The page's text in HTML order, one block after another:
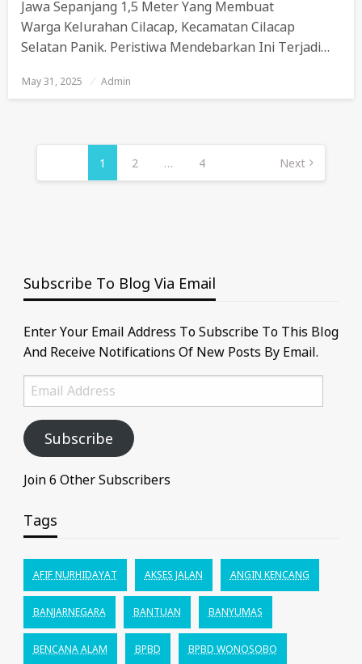
Jawa Sepanjang 1,5 Meter Yang Membuat
Warga Kelurahan Cilacap, Kecamatan Cilacap
Selatan Panik. Peristiwa Mendebarkan Ini Terjadi…
Posted
On
May 31, 2025 Admin
Posts
Pagination
1 2 … 4 Next
Subscribe To Blog Via Email
Enter Your Email Address To Subscribe To This Blog
And Receive Notifications Of New Posts By Email.
Email
Address
Subscribe
Join 6 Other Subscribers
Tags
AFIF NURHIDAYAT AKSES JALAN ANGIN KENCANG
BANJARNEGARA BANTUAN BANYUMAS
BENCANA ALAM BPBD BPBD WONOSOBO